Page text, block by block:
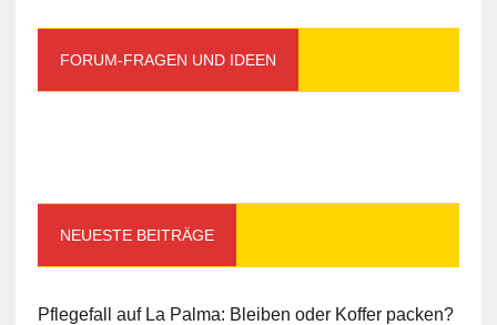
FORUM-FRAGEN UND IDEEN
NEUESTE BEITRÄGE
Pflegefall auf La Palma: Bleiben oder Koffer packen?